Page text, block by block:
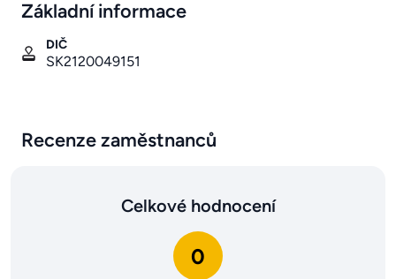
Základní informace
DIČ
SK2120049151
Recenze zaměstnanců
Celkové hodnocení
0